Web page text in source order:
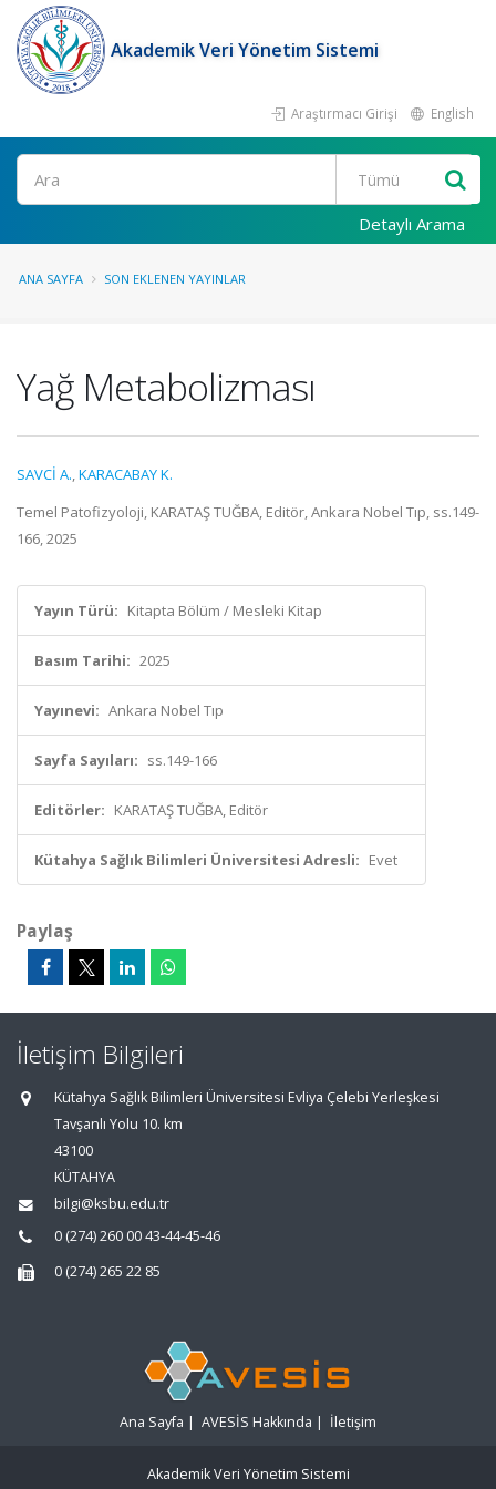
Akademik Veri Yönetim Sistemi
Araştırmacı Girişi English
Ara
Detaylı Arama
ANA SAYFA SON EKLENEN YAYINLAR
Yağ Metabolizması
SAVCİ A.,KARACABAY K.
Temel Patofizyoloji, KARATAŞ TUĞBA, Editör, Ankara Nobel Tıp, ss.149-
166, 2025
Yayın Türü: Kitapta Bölüm / Mesleki Kitap
Basım Tarihi: 2025
Yayınevi: Ankara Nobel Tıp
Sayfa Sayıları: ss.149-166
Editörler: KARATAŞ TUĞBA, Editör
Kütahya Sağlık Bilimleri Üniversitesi Adresli: Evet
Paylaş
İletişim Bilgileri
Kütahya Sağlık Bilimleri Üniversitesi Evliya Çelebi Yerleşkesi
Tavşanlı Yolu 10. km
43100
KÜTAHYA
bilgi@ksbu.edu.tr
0 (274) 260 00 43-44-45-46
0 (274) 265 22 85
Ana Sayfa | AVESİS Hakkında | İletişim
Akademik Veri Yönetim Sistemi